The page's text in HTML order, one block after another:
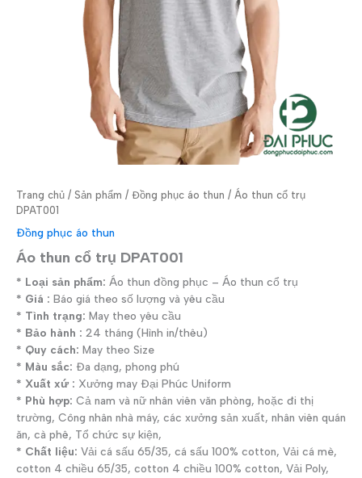
Trang chủ / Sản phẩm / Đồng phục áo thun / Áo thun cổ trụ
DPAT001
Đồng phục áo thun
Áo thun cổ trụ DPAT001
* Loại sản phẩm: Áo thun đồng phục – Áo thun cổ trụ
* Giá : Báo giá theo số lượng và yêu cầu
* Tình trạng: May theo yêu cầu
* Bảo hành : 24 tháng (Hình in/thêu)
* Quy cách: May theo Size
* Màu sắc: Đa dạng, phong phú
* Xuất xứ : Xưởng may Đại Phúc Uniform
* Phù hợp: Cả nam và nữ nhân viên văn phòng, hoặc đi thị
trường, Công nhân nhà máy, các xưởng sản xuất, nhân viên quán
ăn, cà phê, Tổ chức sự kiện,
* Chất liệu: Vải cá sấu 65/35, cá sấu 100% cotton, Vải cá mè,
cotton 4 chiều 65/35, cotton 4 chiều 100% cotton, Vải Poly,